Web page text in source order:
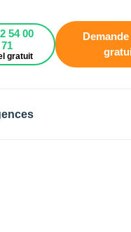
54 00
71
gratuit